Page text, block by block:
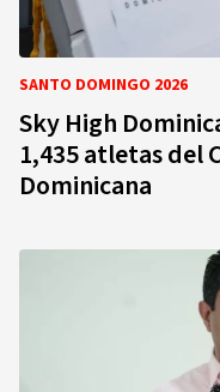
SANTO DOMINGO 2026
Sky High
1,435 atletas del
Dominicana